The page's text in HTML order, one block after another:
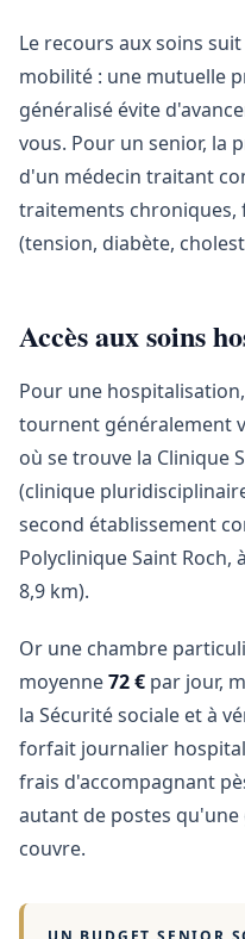
Le recours aux soins
mobilité : une mutuelle
généralisé évite
vous. Pour un senior, la
d'un médecin traitant
traitements chroniques,
(tension, diabète,
Accès aux soins
Pour une
tournent généralement
où se trouve la Clinique
(clinique
second établissement
Polyclinique Saint Roch,
8,9 km).
Or une chambre
moyenne72 € par jour,
la Sécurité sociale et à
forfait journalier
frais d'accompagnant
autant de postes
couvre.